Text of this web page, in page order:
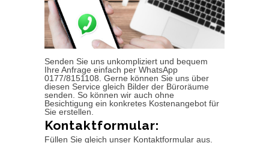
Senden Sie uns unkompliziert und bequem
Ihre Anfrage einfach per WhatsApp
0177/8151108. Gerne können Sie uns über
diesen Service gleich Bilder der Büroräume
senden. So können wir auch ohne
Besichtigung ein konkretes Kostenangebot für
Sie erstellen.
Kontaktformular:
Füllen Sie gleich unser Kontaktformular aus.